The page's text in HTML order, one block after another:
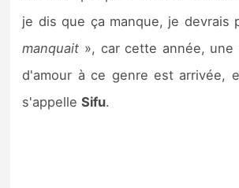
je dis que ça manque, je devrais
manquait », car cette année,
d'amour à ce genre est arrivée,
s'appelleSifu.